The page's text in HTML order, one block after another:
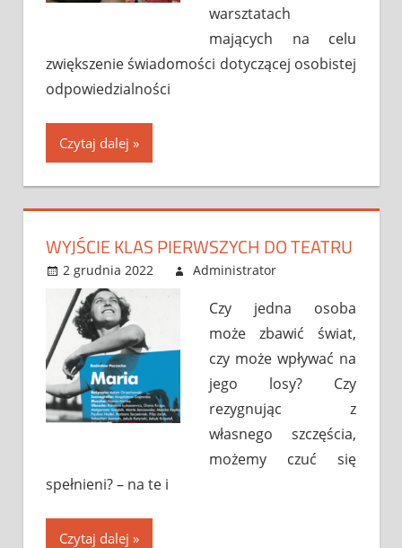
warsztatach
mających na celu
zwiększenie świadomości dotyczącej osobistej
odpowiedzialności
Czytaj dalej
WYJŚCIE KLAS PIERWSZYCH DO TEATRU
2 grudnia 2022 Administrator
Czy jedna osoba
może zbawić świat,
czy może wpływać na
jego losy? Czy
rezygnując z
własnego szczęścia,
możemy czuć się
spełnieni? – na te i
Czytaj dalej